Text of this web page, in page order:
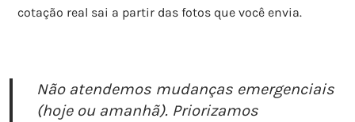
cotação real sai a partir das fotos que você envia.
Não atendemos mudanças emergenciais
(hoje ou amanhã). Priorizamos